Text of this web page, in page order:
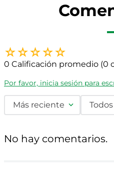
☆☆☆☆☆
0 Calificación promedio (0
Por favor, inicia sesión para
Más reciente Todos
No hay comentarios.